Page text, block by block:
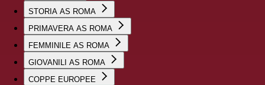
STORIA AS ROMA
PRIMAVERA AS ROMA
FEMMINILE AS ROMA
GIOVANILI AS ROMA
COPPE EUROPEE